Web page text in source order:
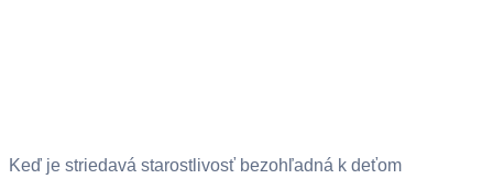
Keď je striedavá starostlivosť bezohľadná k deťom